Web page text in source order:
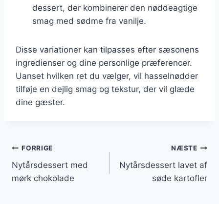
dessert, der kombinerer den nøddeagtige
smag med sødme fra vanilje.
Disse variationer kan tilpasses efter sæsonens
ingredienser og dine personlige præferencer.
Uanset hvilken ret du vælger, vil hasselnødder
tilføje en dejlig smag og tekstur, der vil glæde
dine gæster.
Indlægsnavigation
FORRIGE
Nytårsdessert med
mørk chokolade
NÆSTE
Nytårsdessert lavet af
søde kartofler